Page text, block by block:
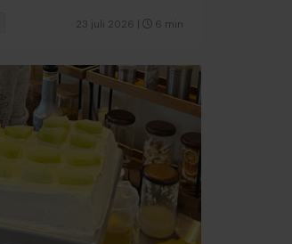
23 juli 2026 6 min